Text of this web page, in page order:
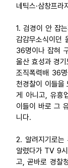
네틱스·삼창프라
1. 검경이 안 잡
감감무소식이던
36명이나 잡혀
울산 효성과 경
조직폭력배 36
천경찰이 이들을
게 아니고, 유흥
이들이 바로 그
니다.
2. 알려지기로는
알렸다가 TV 9
고, 곧바로 경찰
업무